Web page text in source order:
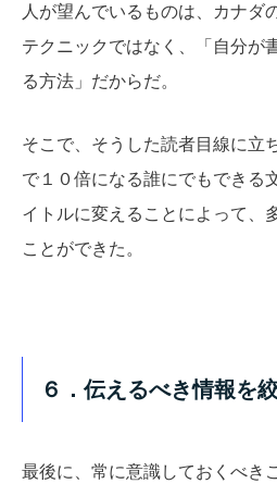
人が望んでいるものは、カナダ
テクニックではなく、「自分が
る方法」だからだ。
そこで、そうした読者目線に立
で１０倍になる誰にでもできる
イトルに変えることによって、
ことができた。
６．伝えるべき情報を
最後に、常に意識しておくべき